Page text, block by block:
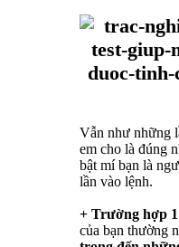
Vẫn như những
em cho là đúng
bật mí bạn là
lần vào lệnh.
+ Trường hợp
của bạn thường